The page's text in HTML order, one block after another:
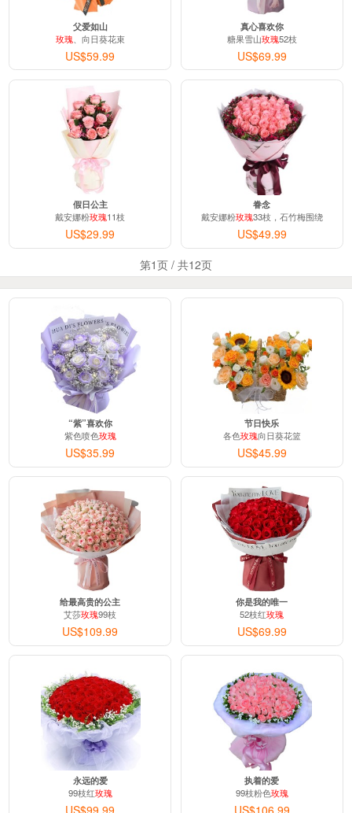
父爱如山
玫瑰 、向日葵花束
US$59.99
真心喜欢你
糖果雪山玫瑰52枝
US$69.99
假日公主
戴安娜粉玫瑰11枝
US$29.99
眷念
戴安娜粉玫瑰33枝，石竹梅围绕
US$49.99
第1页 / 共12页
“紫”喜欢你
紫色喷色玫瑰
US$35.99
节日快乐
各色玫瑰向日葵花篮
US$45.99
给最高贵的公主
艾莎玫瑰99枝
US$109.99
你是我的唯一
52枝红玫瑰
US$69.99
永远的爱
99枝红玫瑰
US$99.99
执着的爱
99枝粉色玫瑰
US$106.99